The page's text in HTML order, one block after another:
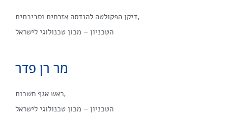
דיקן הפקולטה להנדסה אזרחית וסביבתית,
הטכניון – מכון טכנולוגי לישראל
מר רן פדר
ראש אגף חשבות,
הטכניון – מכון טכנולוגי לישראל